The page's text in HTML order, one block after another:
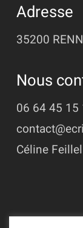
Adresse
35200
Nous
06 64 45 15
Céline